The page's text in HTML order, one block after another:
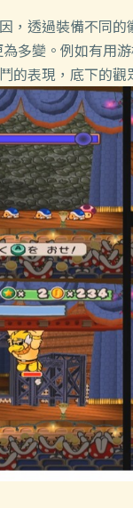
，透過裝備不同
多變。例如有用
的表現，底下的